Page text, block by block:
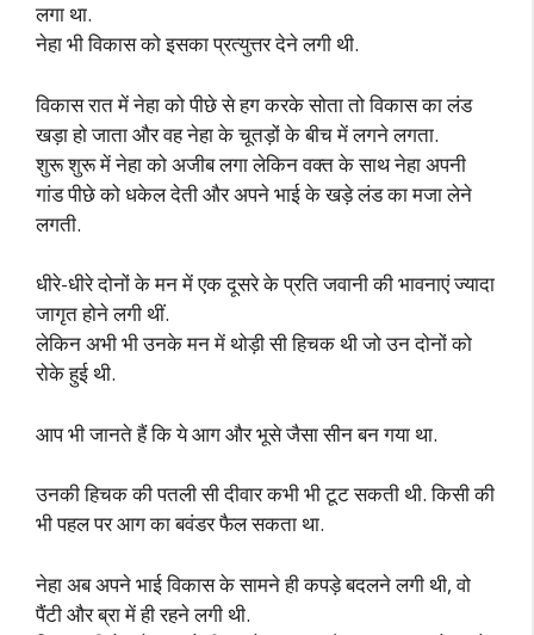
लगा था.
नेहा भी विकास को इसका प्रत्युत्तर देने लगी थी.
विकास रात में नेहा को पीछे से हग करके सोता तो विकास का लंड
खड़ा हो जाता और वह नेहा के चूतड़ों के बीच में लगने लगता.
शुरू शुरू में नेहा को अजीब लगा लेकिन वक्त के साथ नेहा अपनी
गांड पीछे को धकेल देती और अपने भाई के खड़े लंड का मजा लेने
लगती.
धीरे-धीरे दोनों के मन में एक दूसरे के प्रति जवानी की भावनाएं ज्यादा
जागृत होने लगी थीं.
लेकिन अभी भी उनके मन में थोड़ी सी हिचक थी जो उन दोनों को
रोके हुई थी.
आप भी जानते हैं कि ये आग और भूसे जैसा सीन बन गया था.
उनकी हिचक की पतली सी दीवार कभी भी टूट सकती थी. किसी की
भी पहल पर आग का बवंडर फैल सकता था.
नेहा अब अपने भाई विकास के सामने ही कपड़े बदलने लगी थी, वो
पैंटी और ब्रा में ही रहने लगी थी.